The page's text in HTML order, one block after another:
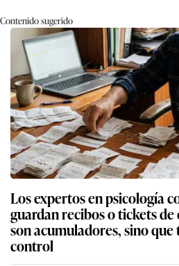
Contenido sugerido
Los expertos en psicología
guardan recibos o tickets de
son acumuladores, sino
control